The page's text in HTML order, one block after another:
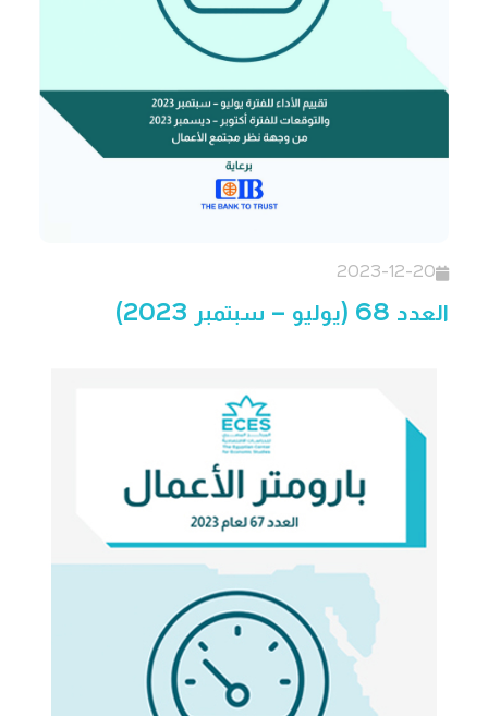
2023-12-20
العدد 68 (يوليو – سبتمبر 2023)